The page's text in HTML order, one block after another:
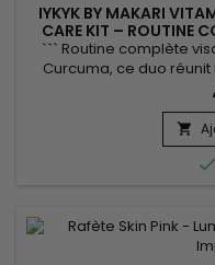
IYKYK BY MAKARI
CARE KIT – ROUTINE
VITAMINE
``` Routine complète
Curcuma, ce duo
crème corps pour
de la peau au quotidien.
Beurre de Karité, la
améliorer

